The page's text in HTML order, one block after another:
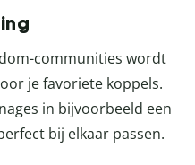
communities wordt
je favoriete koppels.
in bijvoorbeeld een
bij elkaar passen.